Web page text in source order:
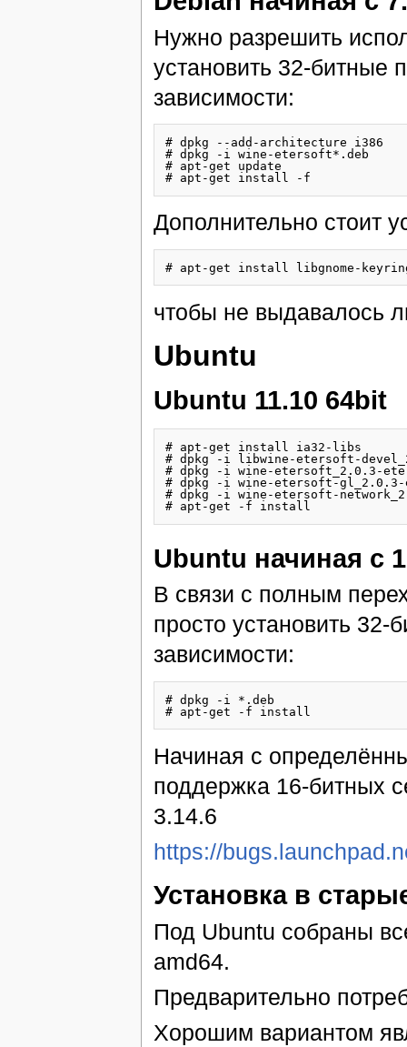
Нужно разрешить
установить 32-битные
зависимости:
# dpkg --add-architecture i386
# dpkg -i wine-etersoft*.deb
# apt-get update
Дополнительно стоит
чтобы не выдавалось
Ubuntu
Ubuntu 11.10 64bit
# apt-get install ia32-libs
# dpkg -i libwine-etersoft-
# dpkg -i wine-etersoft_2.0.3-
# dpkg -i wine-etersoft-gl_2.0.3-
# dpkg -i wine-etersoft-
Ubuntu начиная с
В связи с полным
просто установить
зависимости:
# dpkg -i *.deb
Начиная с
поддержка 16-битных
3.14.6
https://
Установка в
Под Ubuntu собраны
amd64.
Предварительно
Хорошим вариантом